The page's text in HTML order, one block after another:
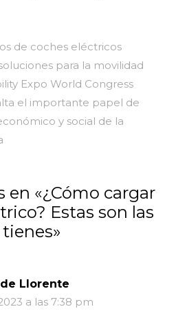
de coches eléctricos
para la movilidad
Expo World Congress
el importante papel de
y social de la
en «¿Cómo cargar
Estas son las
Llorente
a las 7:38 pm